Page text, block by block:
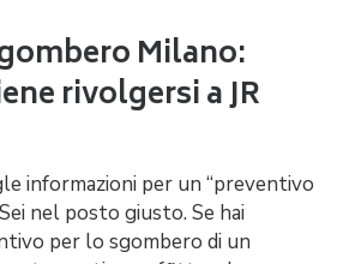
Milano:
rivolgersi a JR
informazioni per un “preventivo
nel posto giusto. Se hai
per lo sgombero di un